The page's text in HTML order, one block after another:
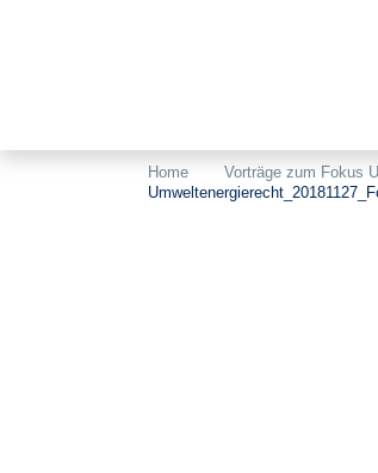
Home Vorträge zum Fokus